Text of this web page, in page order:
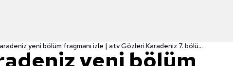
Gözleri Karadeniz yeni bölüm fragmanı izle | atv Gözleri Karadeniz 7. bölüm fragman TIKLA-İZLE
yeni bölüm